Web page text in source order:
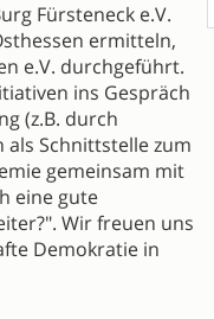
Fürsteneck e.V.
ermitteln,
e.V. durchgeführt.
ins Gespräch
(z.B. durch
Schnittstelle zum
gemeinsam mit
eine gute
Wir freuen uns
Demokratie in